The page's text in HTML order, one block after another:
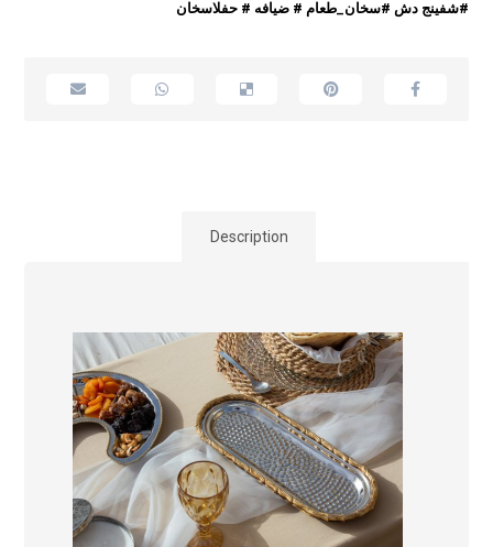
#شفينج دش #سخان_طعام # ضيافه # حفلاسخان
Description